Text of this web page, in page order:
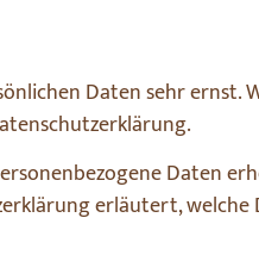
Daten sehr
Daten
erläutert,